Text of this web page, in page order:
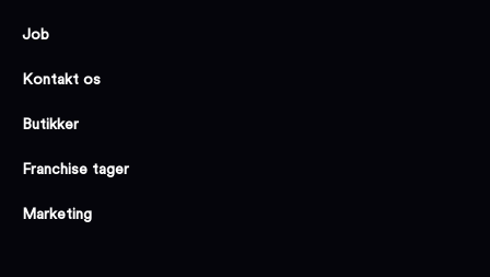
Job
Kontakt os
Butikker
Franchise tager
Marketing